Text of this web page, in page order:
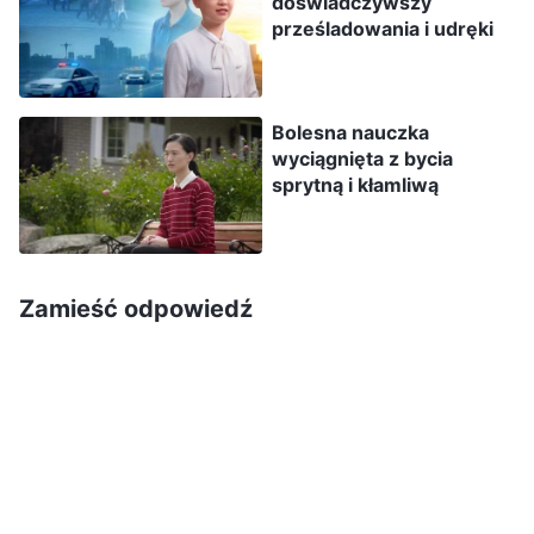
jest w nich nauka, którą powinienem wynieść.
Ale w przeszłości, podczas omówień
zachowania osób zwolnionych lub odsuniętych,
słuchałem jednym uchem, a drugim
wypuszczałem. Nic na tym nie zyskiwałem. Jeśli
teraz uznam, że to nie ma ze mną nic
wspólnego, i nie zyskam rozeznania, to co mi da
że tym razem muszę szukać prawdy i zapytać.
prześladowania i udręki
Bolesna nauczka
wyciągnięta z bycia
sprytną i kłamliwą
Zamieść odpowiedź